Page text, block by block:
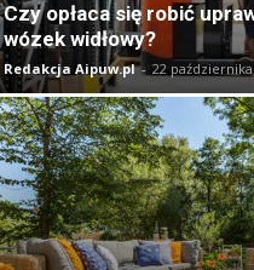
Czy opłaca się robić
wózek widłowy?
Redakcja Aipuw.pl - 22 października